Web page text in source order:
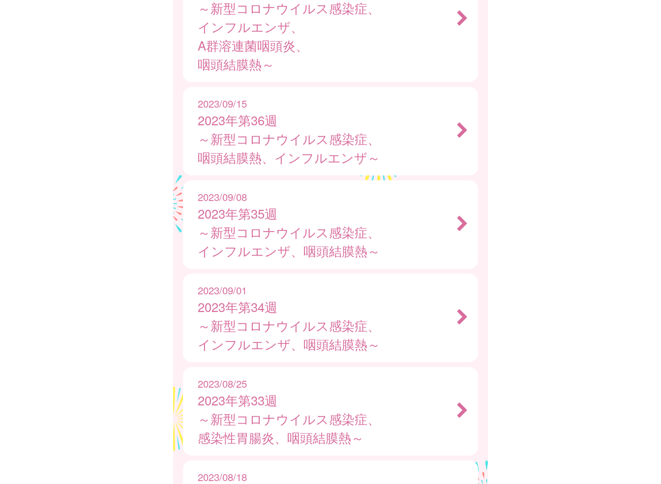
～新型コロナウイルス感染症、
インフルエンザ、
A群溶連菌咽頭炎、
咽頭結膜熱～
2023/09/15
2023年第36週
～新型コロナウイルス感染症、
咽頭結膜熱、インフルエンザ～
2023/09/08
2023年第35週
～新型コロナウイルス感染症、
インフルエンザ、咽頭結膜熱～
2023/09/01
2023年第34週
～新型コロナウイルス感染症、
インフルエンザ、咽頭結膜熱～
2023/08/25
2023年第33週
～新型コロナウイルス感染症、
感染性胃腸炎、咽頭結膜熱～
2023/08/18